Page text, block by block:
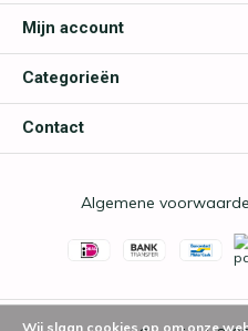
Mijn account
Categorieën
Contact
Algemene
Wij slaan cookies op om onze